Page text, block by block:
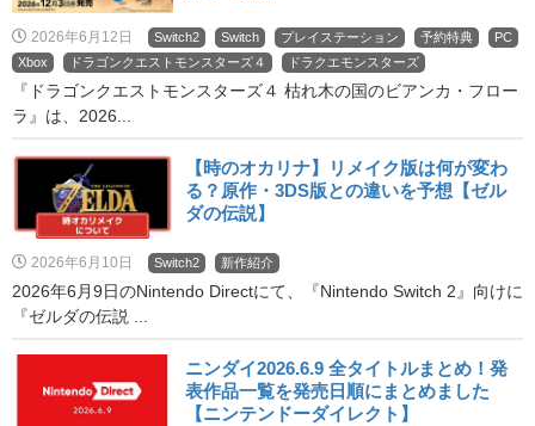
2026年6月12日 Switch2 Switch プレイステーション 予約特典
PC
Xbox
ドラゴンクエストモンスターズ４ ドラクエモンスターズ
『ドラゴンクエストモンスターズ４ 枯れ木の国のビアンカ・フロー
ラ』は、2026...
【時のオカリナ】リメイク版は何が変わ
る？原作・3DS版との違いを予想【ゼル
ダの伝説】
2026年6月10日 Switch2 新作紹介
2026年6月9日のNintendo Directにて、『Nintendo Switch 2』向けに
『ゼルダの伝説 ...
ニンダイ2026.6.9 全タイトルまとめ！発
表作品一覧を発売日順にまとめました
【ニンテンドーダイレクト】